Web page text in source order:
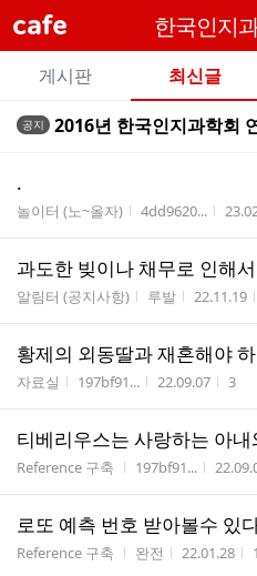
cafe 한국인지
카
메
뉴
게시판 최신글
전
글
트
공지 2016년 한국인지과학회
.
게시판명
놀이터 (노~올자) 작성자
4dd9620... 작성
과도한 빚이나 채무로 인해
게시판명
알림터 (공지사항) 작성자
루발 작성시간
22.11.19
황제의 외동딸과 재혼해야
게시판명
자료실 작성자
197bf91... 작성시간
22.09.07 조회
3
티베리우스는 사랑하는 아
게시판명
Reference 구축 작성자
197bf91... 작성
로또 예측 번호 받아볼수 있
게시판명
Reference 구축 작성자
완전 작성시간
22.01.28 1